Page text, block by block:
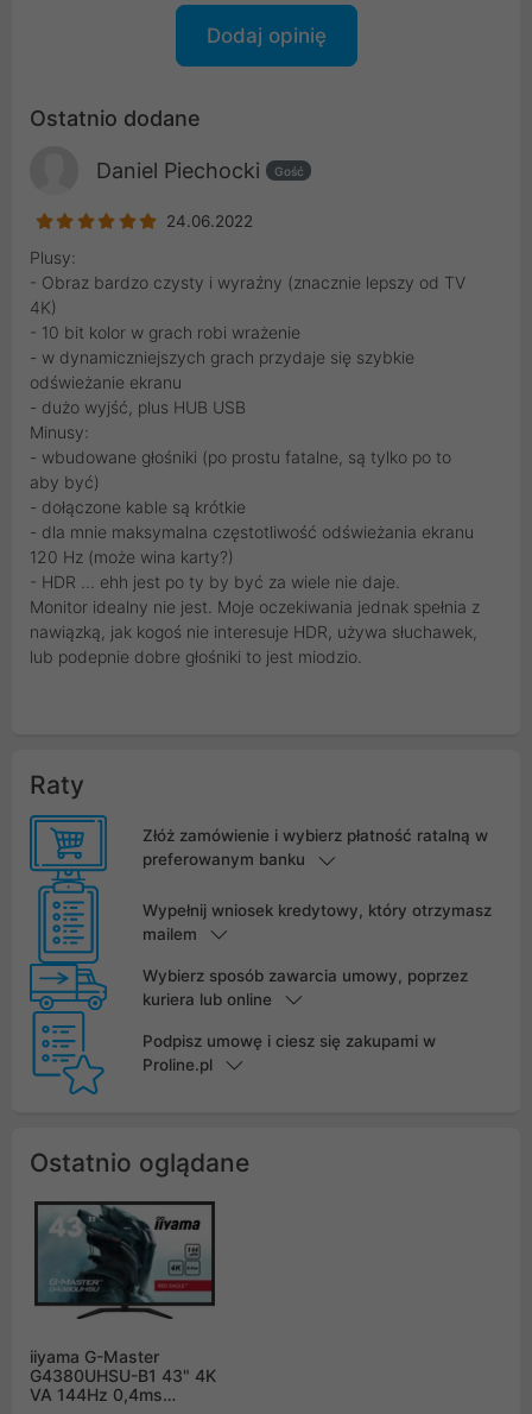
Dodaj opinię
Ostatnio dodane
Daniel Piechocki Gość
24.06.2022
Plusy:
- Obraz bardzo czysty i wyraźny (znacznie lepszy od TV
4K)
- 10 bit kolor w grach robi wrażenie
- w dynamiczniejszych grach przydaje się szybkie
odświeżanie ekranu
- dużo wyjść, plus HUB USB
Minusy:
- wbudowane głośniki (po prostu fatalne, są tylko po to
aby być)
- dołączone kable są krótkie
- dla mnie maksymalna częstotliwość odświeżania ekranu
120 Hz (może wina karty?)
- HDR ... ehh jest po ty by być za wiele nie daje.
Monitor idealny nie jest. Moje oczekiwania jednak spełnia z
nawiązką, jak kogoś nie interesuje HDR, używa słuchawek,
lub podepnie dobre głośniki to jest miodzio.
Raty
Złóż zamówienie i wybierz płatność ratalną w
preferowanym banku
Wypełnij wniosek kredytowy, który otrzymasz
mailem
Wybierz sposób zawarcia umowy, poprzez
kuriera lub online
Podpisz umowę i ciesz się zakupami w
Proline.pl
Ostatnio oglądane
iiyama G-Master
G4380UHSU-B1 43" 4K
VA 144Hz 0,4ms